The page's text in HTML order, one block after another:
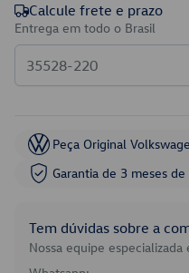
Calcule frete e prazo
Entrega em todo o Brasil
Peça Original
Garantia de 3 meses
Tem dúvidas sobre a
Nossa equipe